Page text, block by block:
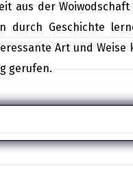
aus der
durch Geschichte
Art und
gerufen.